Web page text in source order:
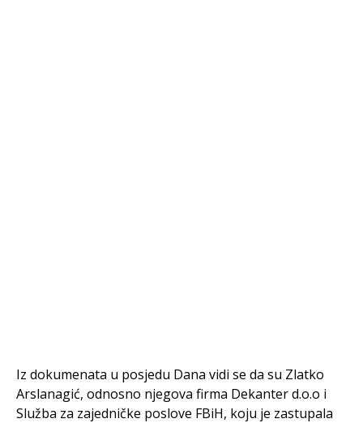
Iz dokumenata u posjedu Dana vidi se da su Zlatko
Arslanagić, odnosno njegova firma Dekanter d.o.o i
Služba za zajedničke poslove FBiH, koju je zastupala